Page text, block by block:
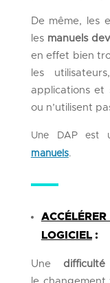
De même, l es
les manuels
en effet bien
les
applications et
ou n’utilisent
Une DAPest
manuels.
LOGICIEL:
Unedifficulté